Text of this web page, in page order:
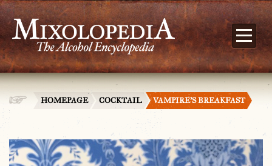
HOMEPAGE COCKTAIL VAMPIRE’S BREAKFAST